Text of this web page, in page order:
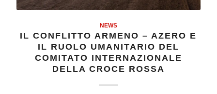
NEWS
IL CONFLITTO ARMENO – AZERO E
IL RUOLO UMANITARIO DEL
COMITATO INTERNAZIONALE
DELLA CROCE ROSSA